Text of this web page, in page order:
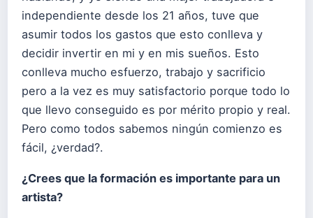
independiente desde los 21 años, tuve que
asumir todos los gastos que esto conlleva y
decidir invertir en mi y en mis sueños. Esto
conlleva mucho esfuerzo, trabajo y sacrificio
pero a la vez es muy satisfactorio porque todo lo
que llevo conseguido es por mérito propio y real.
Pero como todos sabemos ningún comienzo es
fácil, ¿verdad?.
¿Crees que la formación es importante para un
artista?